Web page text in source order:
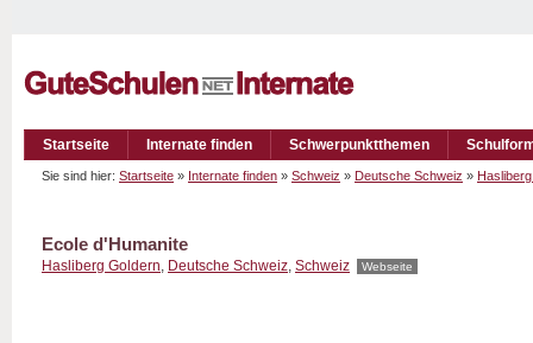
Startseite Internate finden Schwerpunktthemen
Sie sind hier: Startseite » Internate finden » Schweiz » Deutsche Schweiz »
Ecole d'Humanite
Hasliberg Goldern, Deutsche Schweiz, Schweiz Webseite